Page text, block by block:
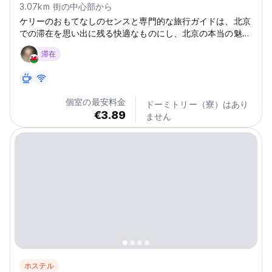
3.07km 街の中心部から
ケリーのおもてなしのセンスと専門的な旅行ガイドは、北京
での滞在を思い出に残る快適なものにし、北京の本当の魅力
を発見するお手伝いをします。
滞在
個室の最安料金
€3.89
ドーミトリー（寮）はあり
ません
ホステル